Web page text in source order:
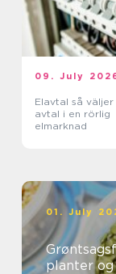
09. July
Elavtal så väljer du rätt
avtal i en rörlig
elmarknad
01. July
planter